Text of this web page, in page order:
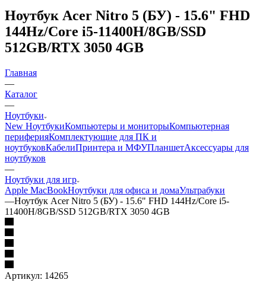
Ноутбук Acer Nitro 5 (БУ) - 15.6" FHD
144Hz/Core i5-11400H/8GB/SSD
512GB/RTX 3050 4GB
Главная
—
Каталог
—
Ноутбуки
New НоутбукиКомпьютеры и мониторыКомпьютерная
периферияКомплектующие для ПК и
ноутбуковКабелиПринтера и МФУПланшетАксессуары для
ноутбуков
—
Ноутбуки для игр
Apple MacBookНоутбуки для офиса и домаУльтрабуки
—Ноутбук Acer Nitro 5 (БУ) - 15.6" FHD 144Hz/Core i5-
11400H/8GB/SSD 512GB/RTX 3050 4GB
Артикул: 14265